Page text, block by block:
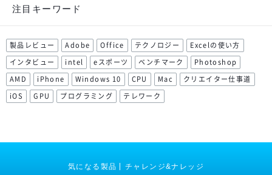
注目キーワード
製品レビュー Adobe Office テクノロジー
Excelの使い方
インタビュー
intel eスポーツ ベンチマーク
Photoshop
AMD
iPhone Windows 10 CPU Mac
クリエイター仕事道
iOS
GPU プログラミング テレワーク
気になる製品
チャレンジ&ナレッジ